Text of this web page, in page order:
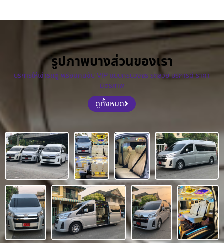
รูปภาพบางส่วนของเรา
บริการให้เช่ารถตู้ พร้อมคนขับ VIP แบบครบวงจร รถสวย บริการดี ราคา
มิตรภาพ
ดูทั้งหมด